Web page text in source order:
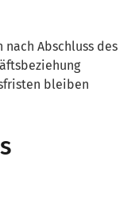
Abschluss des
bleiben